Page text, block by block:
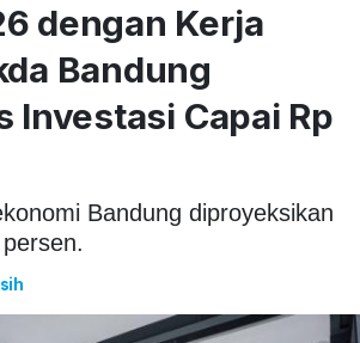
dengan Kerja
Bandung
Investasi Capai Rp
Bandung diproyeksikan